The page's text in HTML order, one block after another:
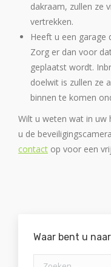
dakraam, zullen ze
vertrekken.
Heeft u een garage
Zorg er dan voor
geplaatst wordt.
doelwit is zullen ze
binnen te komen
Wilt u weten wat in uw
u de
contact op voor een
Waar bent u
Zoeken: